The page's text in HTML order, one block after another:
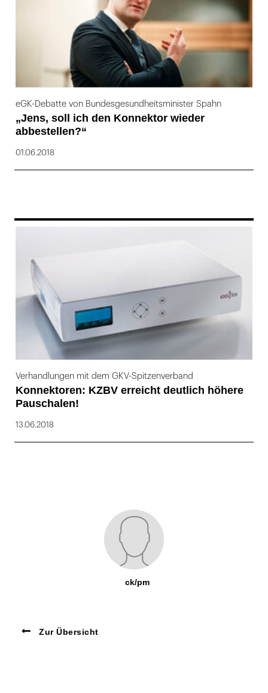
eGK-Debatte von Bundesgesundheitsminister Spahn
„Jens, soll ich den Konnektor wieder
abbestellen?“
01.06.2018
Verhandlungen mit dem GKV-Spitzenverband
Konnektoren: KZBV erreicht deutlich höhere
Pauschalen!
13.06.2018
ck/pm
Zur Übersicht